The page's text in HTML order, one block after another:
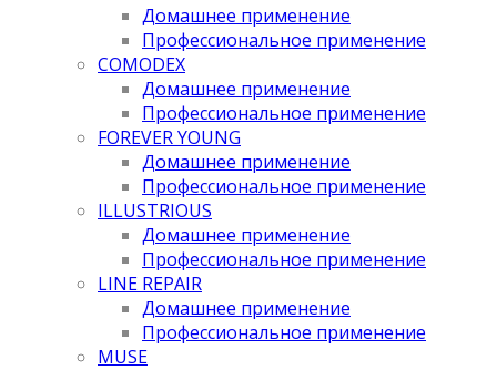
Домашнее применение
Профессиональное применение
COMODEX
Домашнее применение
Профессиональное применение
FOREVER YOUNG
Домашнее применение
Профессиональное применение
ILLUSTRIOUS
Домашнее применение
Профессиональное применение
LINE REPAIR
Домашнее применение
Профессиональное применение
MUSE